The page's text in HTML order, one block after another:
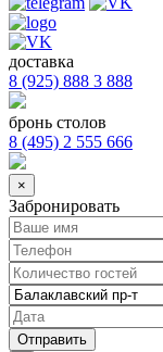
доставка
8 (925) 888 3 888
бронь столов
8 (495) 2 555 666
×
Забронировать